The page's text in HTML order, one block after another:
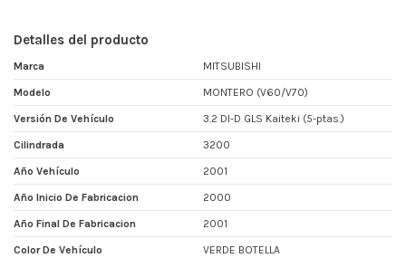
Detalles del producto
Marca MITSUBISHI
Modelo MONTERO (V60/V70)
Versión De Vehículo 3.2 DI-D GLS Kaiteki (5-ptas.)
Cilindrada 3200
Año Vehículo 2001
Año Inicio De Fabricacion 2000
Año Final De Fabricacion 2001
Color De Vehículo VERDE BOTELLA